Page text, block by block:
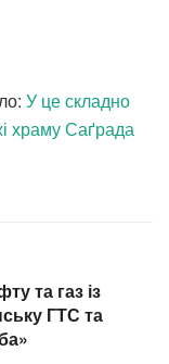
У це складно
храму Саґрада
та газ із
ГТС та